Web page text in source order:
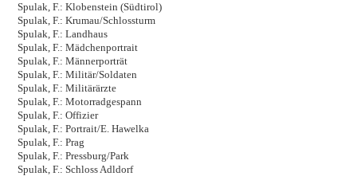
Spulak, F.: Klobenstein (Südtirol)
Spulak, F.: Krumau/Schlossturm
Spulak, F.: Landhaus
Spulak, F.: Mädchenportrait
Spulak, F.: Männerporträt
Spulak, F.: Militär/Soldaten
Spulak, F.: Militärärzte
Spulak, F.: Motorradgespann
Spulak, F.: Offizier
Spulak, F.: Portrait/E. Hawelka
Spulak, F.: Prag
Spulak, F.: Pressburg/Park
Spulak, F.: Schloss Adldorf